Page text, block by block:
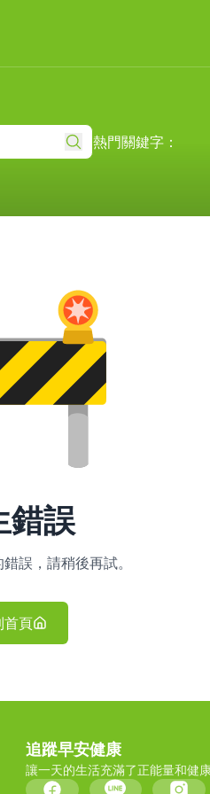
熱門關鍵字：
錯誤
誤，請稍後再試。
首頁
追蹤早安健康
讓一天的生活充滿了正能量和健